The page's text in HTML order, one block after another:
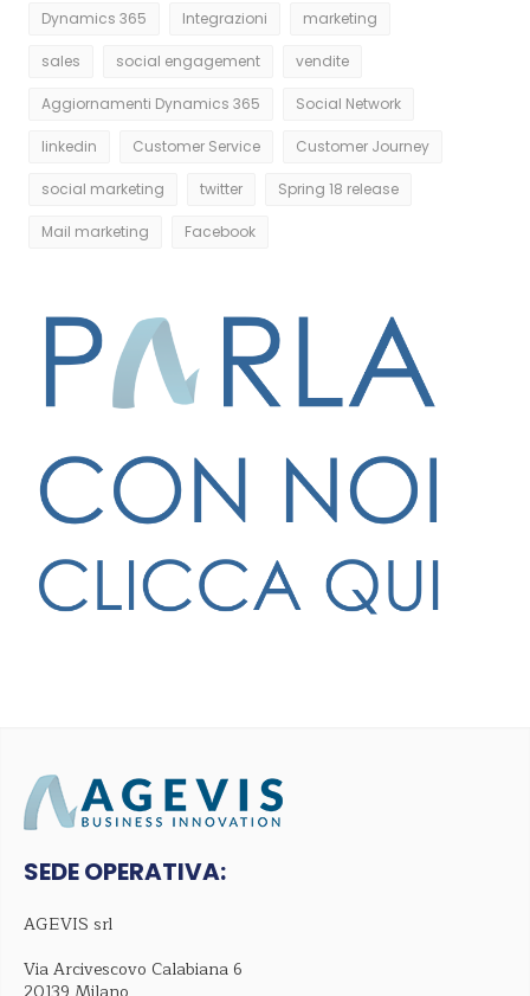
Dynamics 365 Integrazioni marketing
sales social engagement vendite
Aggiornamenti Dynamics 365 Social Network
linkedin Customer Service Customer Journey
social marketing twitter Spring 18 release
Mail marketing Facebook
SEDE OPERATIVA:
AGEVIS srl
Via Arcivescovo Calabiana 6